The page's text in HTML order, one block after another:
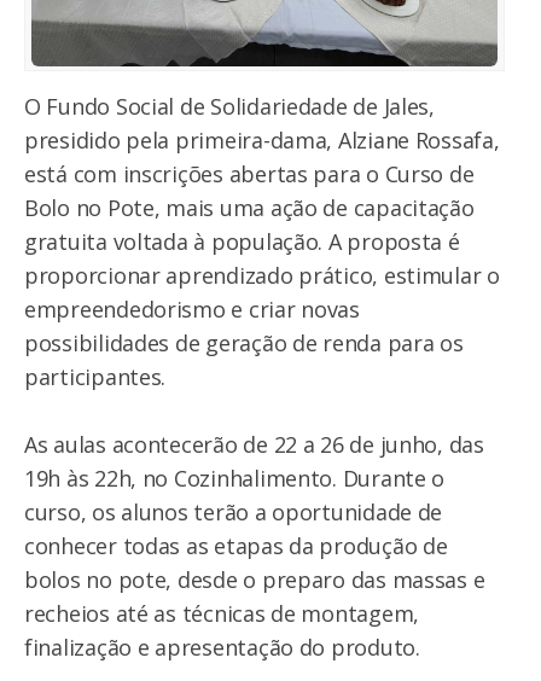
O Fundo Social de Solidariedade de Jales,
presidido pela primeira-dama, Alziane Rossafa,
está com inscrições abertas para o Curso de
Bolo no Pote, mais uma ação de capacitação
gratuita voltada à população. A proposta é
proporcionar aprendizado prático, estimular o
empreendedorismo e criar novas
possibilidades de geração de renda para os
participantes.
As aulas acontecerão de 22 a 26 de junho, das
19h às 22h, no Cozinhalimento. Durante o
curso, os alunos terão a oportunidade de
conhecer todas as etapas da produção de
bolos no pote, desde o preparo das massas e
recheios até as técnicas de montagem,
finalização e apresentação do produto.